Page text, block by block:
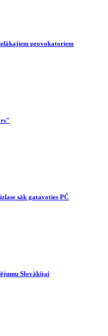
provokatoriem
sāk gatavoties PČ
Slovākijai